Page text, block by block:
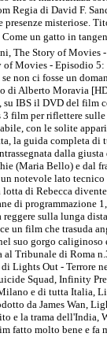
Regia di David F.
un gatto in
The Story of
Movies -
non ci fosse un
Alberto Moravia
IBS il DVD del
per riflettere
con le solite
la guida completa
dalla
(Maria Bello) e
notevole lato
di Rebecca
di
sulla lunga
un film che trasuda
gorgo
Tribunale di
Lights Out -
Squad, Infinity
e di tutta Italia,
da James Wan,
e la trama
fatto molto bene e